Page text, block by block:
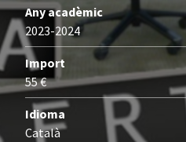
Any acadèmic
2023-2024
Import
55 €
Idioma
Català